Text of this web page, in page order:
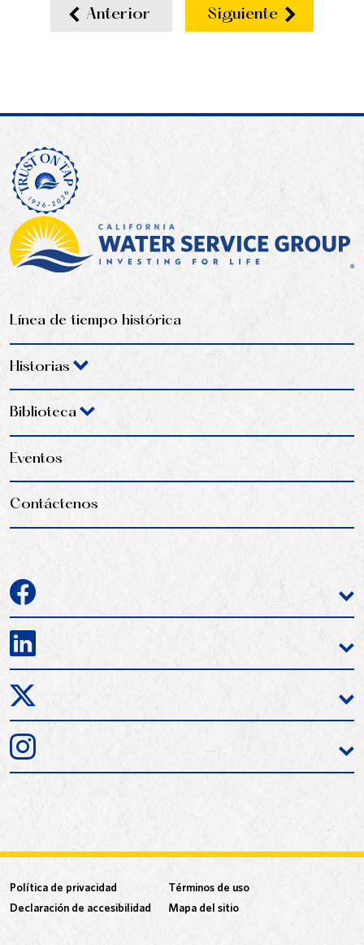
Anterior Siguiente
Línea de tiempo histórica
Historias
Biblioteca
Eventos
Contáctenos
Política de privacidad
Términos de uso
Declaración de accesibilidad
Mapa del sitio